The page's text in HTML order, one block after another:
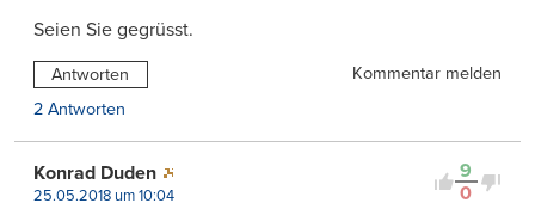
Seien Sie gegrüsst.
Antworten
Kommentar melden
2 Antworten
9
0
Konrad Duden
25.05.2018 um 10:04